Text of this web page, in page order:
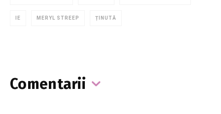
IE MERYL STREEP ȚINUTĂ
Comentarii